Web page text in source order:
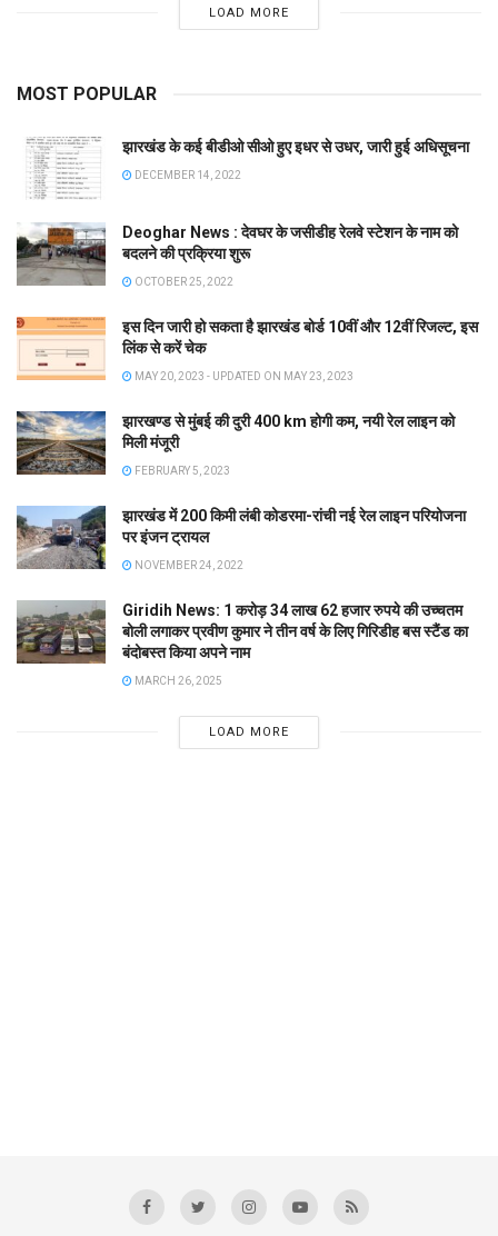
LOAD MORE
MOST POPULAR
झारखंड के कई बीडीओ सीओ हुए इधर से उधर, जारी हुई अधिसूचना
DECEMBER 14, 2022
Deoghar News : देवघर के जसीडीह रेलवे स्टेशन के नाम को
बदलने की प्रक्रिया शुरू
OCTOBER 25, 2022
इस दिन जारी हो सकता है झारखंड बोर्ड 10वीं और 12वीं रिजल्ट, इस
लिंक से करें चेक
MAY 20, 2023 - UPDATED ON MAY 23, 2023
झारखण्ड से मुंबई की दुरी 400 km होगी कम, नयी रेल लाइन को
मिली मंजूरी
FEBRUARY 5, 2023
झारखंड में 200 किमी लंबी कोडरमा-रांची नई रेल लाइन परियोजना
पर इंजन ट्रायल
NOVEMBER 24, 2022
Giridih News: 1 करोड़ 34 लाख 62 हजार रुपये की उच्चतम
बोली लगाकर प्रवीण कुमार ने तीन वर्ष के लिए गिरिडीह बस स्टैंड का
बंदोबस्त किया अपने नाम
MARCH 26, 2025
LOAD MORE